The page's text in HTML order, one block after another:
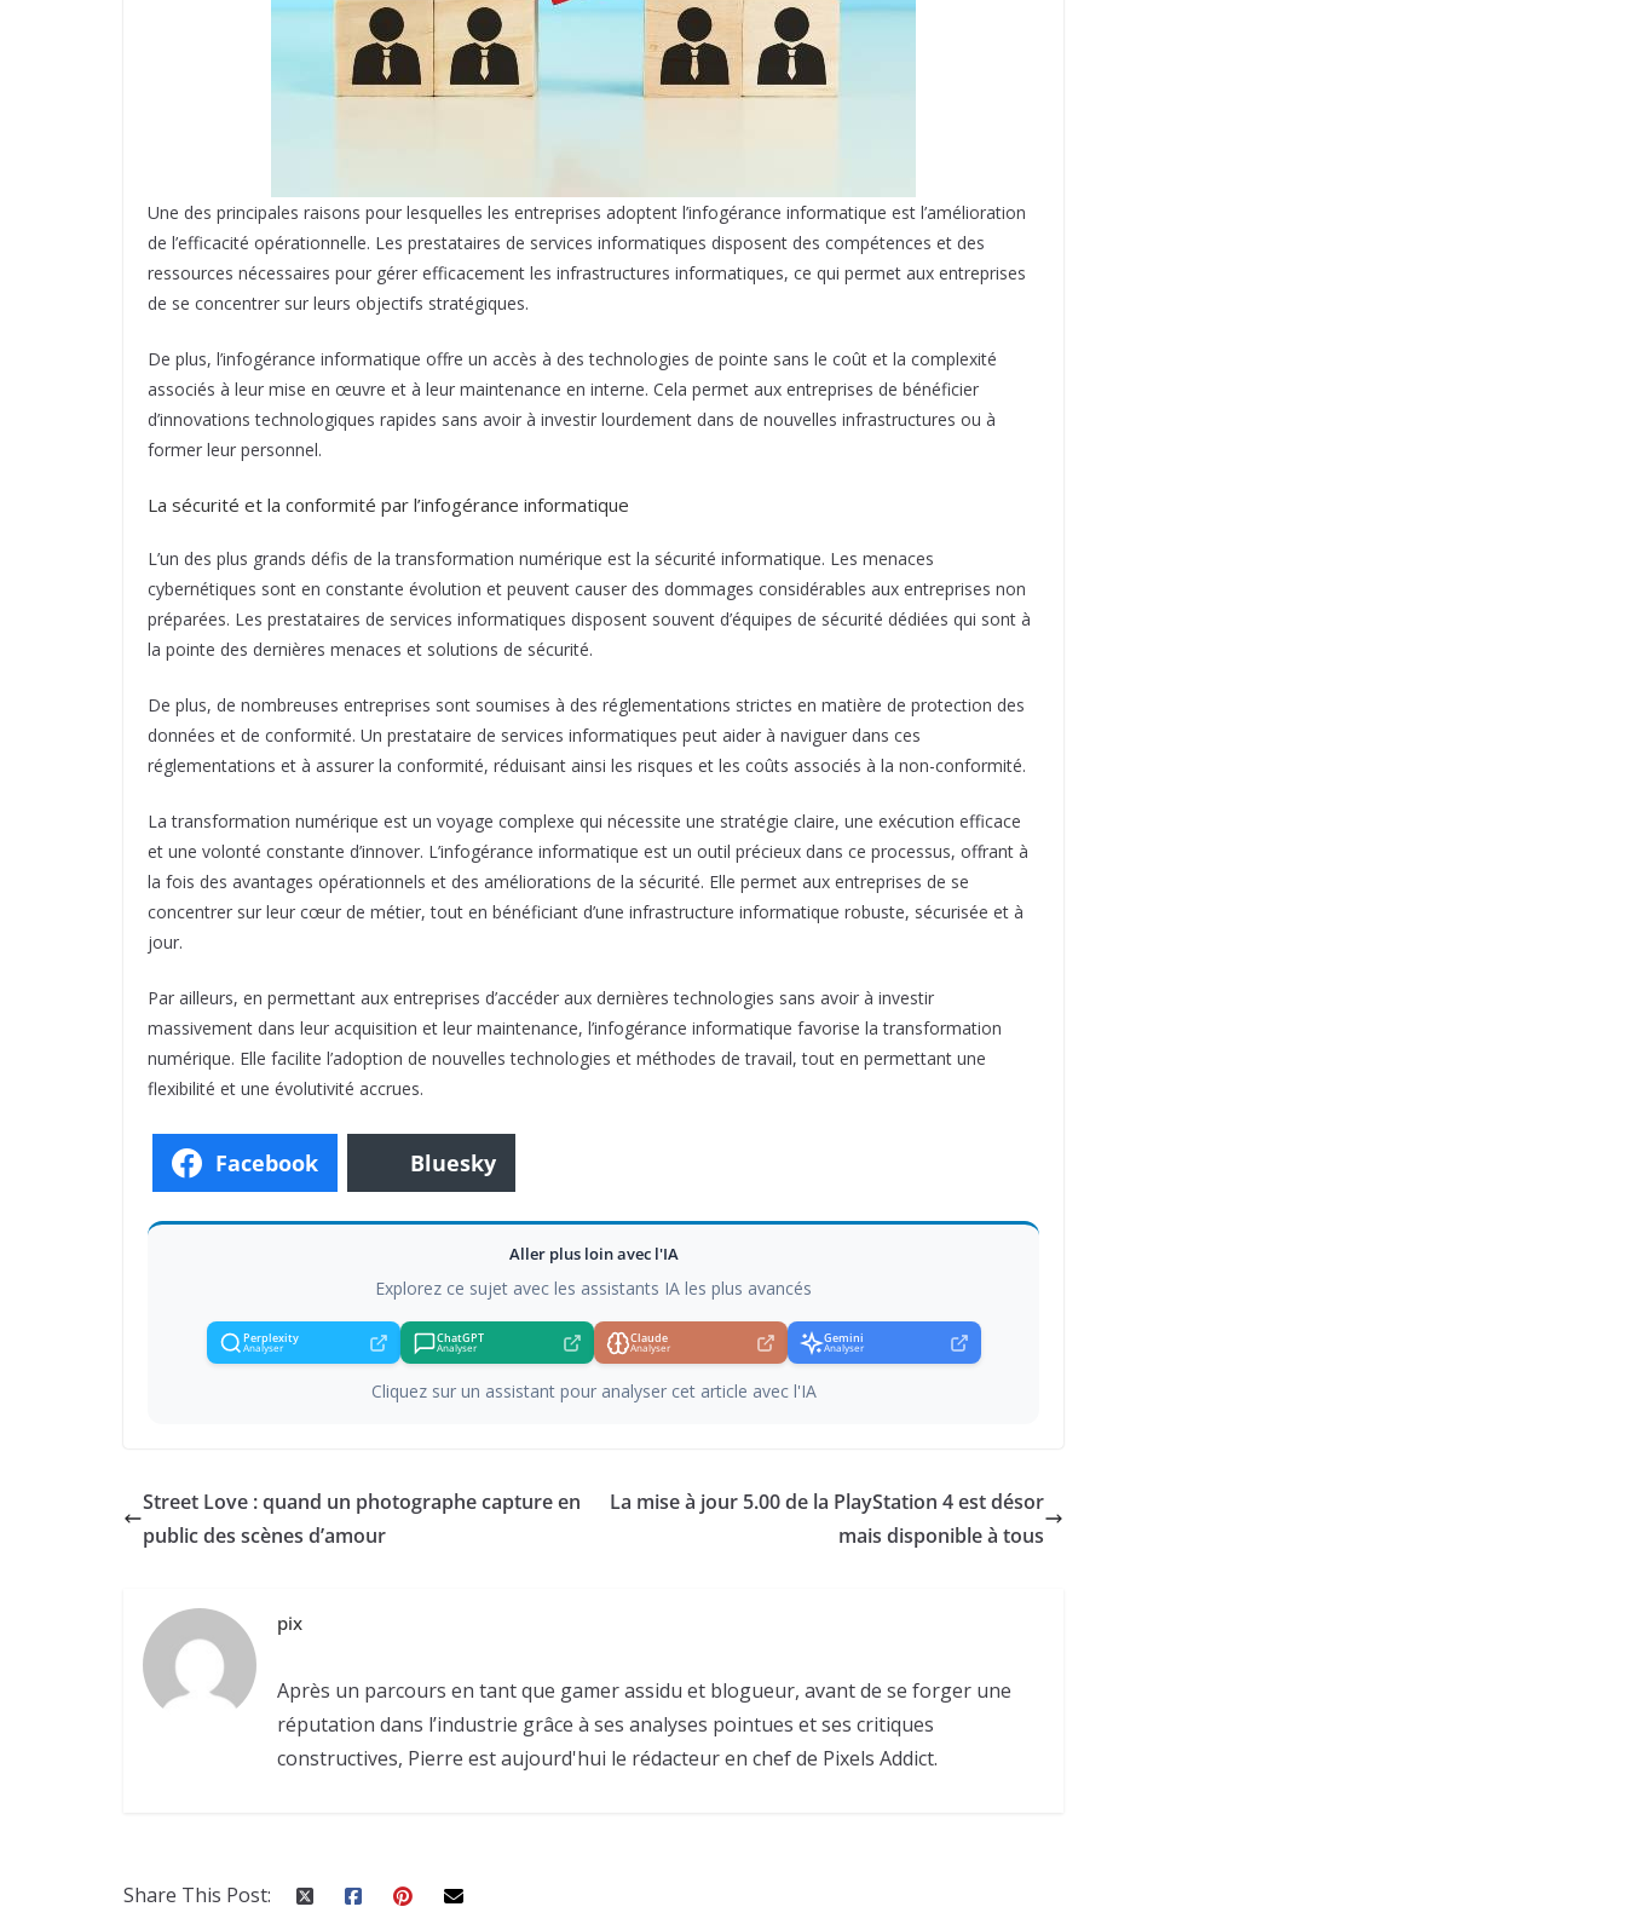
Une des principales raisons pour lesquelles les entreprises adoptent l’infogérance informatique est l’amélioration
de l’efficacité opérationnelle. Les prestataires de services informatiques disposent des compétences et des
ressources nécessaires pour gérer efficacement les infrastructures informatiques, ce qui permet aux entreprises
de se concentrer sur leurs objectifs stratégiques.
De plus, l’infogérance informatique offre un accès à des technologies de pointe sans le coût et la complexité
associés à leur mise en œuvre et à leur maintenance en interne. Cela permet aux entreprises de bénéficier
d’innovations technologiques rapides sans avoir à investir lourdement dans de nouvelles infrastructures ou à
former leur personnel.
La sécurité et la conformité par l’infogérance informatique
L’un des plus grands défis de la transformation numérique est la sécurité informatique. Les menaces
cybernétiques sont en constante évolution et peuvent causer des dommages considérables aux entreprises non
préparées. Les prestataires de services informatiques disposent souvent d’équipes de sécurité dédiées qui sont à
la pointe des dernières menaces et solutions de sécurité.
De plus, de nombreuses entreprises sont soumises à des réglementations strictes en matière de protection des
données et de conformité. Un prestataire de services informatiques peut aider à naviguer dans ces
réglementations et à assurer la conformité, réduisant ainsi les risques et les coûts associés à la non-conformité.
La transformation numérique est un voyage complexe qui nécessite une stratégie claire, une exécution efficace
et une volonté constante d’innover. L’infogérance informatique est un outil précieux dans ce processus, offrant à
la fois des avantages opérationnels et des améliorations de la sécurité. Elle permet aux entreprises de se
concentrer sur leur cœur de métier, tout en bénéficiant d’une infrastructure informatique robuste, sécurisée et à
jour.
Par ailleurs, en permettant aux entreprises d’accéder aux dernières technologies sans avoir à investir
massivement dans leur acquisition et leur maintenance, l’infogérance informatique favorise la transformation
numérique. Elle facilite l’adoption de nouvelles technologies et méthodes de travail, tout en permettant une
flexibilité et une évolutivité accrues.
Facebook Bluesky
Aller plus loin avec l'IA
Explorez ce sujet avec les assistants IA les plus avancés
Perplexity
Analyser
ChatGPT
Analyser
Claude
Analyser
Gemini
Analyser
Cliquez sur un assistant pour analyser cet article avec l'IA
Street Love : quand un photographe capture en
public des scènes d’amour
La mise à jour 5.00 de la PlayStation 4 est désor
mais disponible à tous
pix
Après un parcours en tant que gamer assidu et blogueur, avant de se forger une
réputation dans l’industrie grâce à ses analyses pointues et ses critiques
constructives, Pierre est aujourd'hui le rédacteur en chef de Pixels Addict.
Share This Post: